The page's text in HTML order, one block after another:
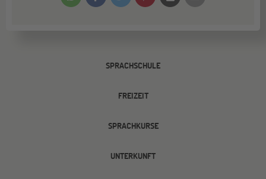
SPRACHSCHULE
FREIZEIT
SPRACHKURSE
UNTERKUNFT